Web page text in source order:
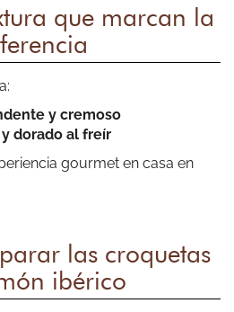
estupendo!
son mis preferidas. La empresa
que marcan la
y cremoso
dorado al freír
gourmet en casa en
las croquetas
ibérico